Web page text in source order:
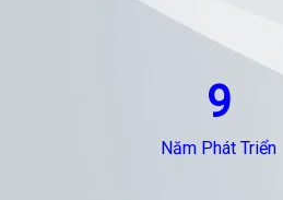
9
Năm Phát Triển